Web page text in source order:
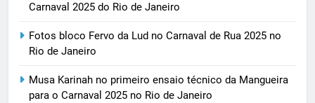
Carnaval 2025 do Rio de Janeiro
Fotos bloco Fervo da Lud no Carnaval de Rua 2025 no
Rio de Janeiro
Musa Karinah no primeiro ensaio técnico da Mangueira
para o Carnaval 2025 no Rio de Janeiro